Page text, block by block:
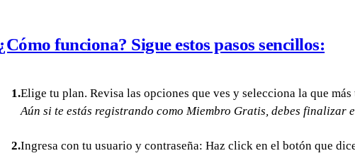
funciona? Sigue estos pasos sencillos:
Elige tu plan. Revisa las opciones que ves y selecciona la que
Aún si te estás registrando como Miembro Gratis, debes finalizar
Ingresa con tu usuario y contraseña: Haz click en el botón que